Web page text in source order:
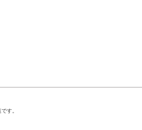
す。